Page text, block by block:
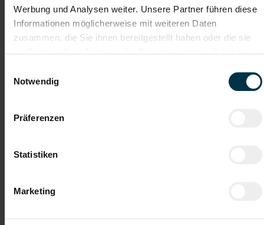
Werbung und Analysen weiter. Unsere Partner führen diese
Informationen möglicherweise mit weiteren Daten
zusammen, die Sie ihnen bereitgestellt haben oder die sie
Notwendig
Präferenzen
Statistiken
Marketing
Weitere interessante Jobmöglichkeiten
Maschinenbautechniker Montage in Nußbach (m/w/d)
anzeigen